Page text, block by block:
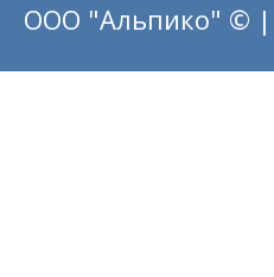
ООО "Альпико" © |